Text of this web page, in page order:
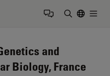
and
Biology, France